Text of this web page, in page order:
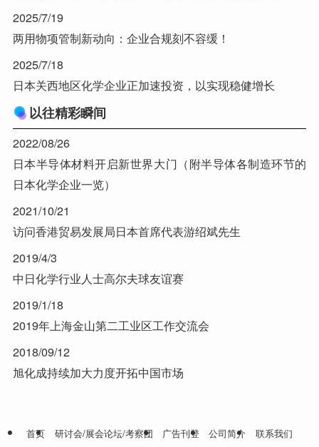
2025/7/19
两用物项管制新动向：企业合规刻不容缓！
2025/7/18
日本关西地区化学企业正加速投资，以实现稳健增长
以往精彩瞬间
2022/08/26
日本半导体材料开启新世界大门（附半导体各制造环节的
日本化学企业一览）
2021/10/21
访问香港贸易发展局日本首席代表游绍斌先生
2019/4/3
中日化学行业人士高尔夫球友谊赛
2019/1/18
2019年上海金山第二工业区工作交流会
2018/09/12
旭化成持续加大力度开拓中国市场
首页 研讨会/展会论坛/考察团 广告刊登 公司简介
联系我们